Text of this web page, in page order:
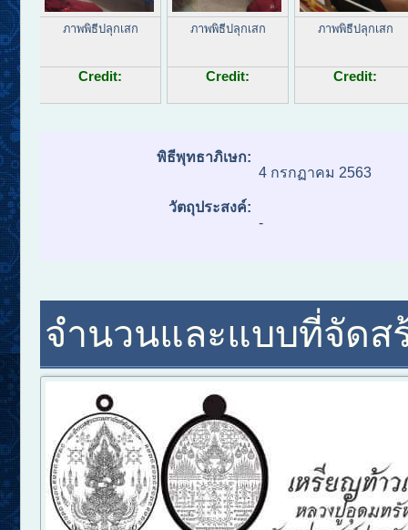
ภาพพิธีปลุกเสก
Credit:
ภาพพิธีปลุกเสก
Credit:
ภาพพิธีปลุกเสก
Credit:
พิธีพุทธาภิเษก:
4 กรกฏาคม 2563
วัตถุประสงค์:
-
จำนวนและแบบที่จัดส